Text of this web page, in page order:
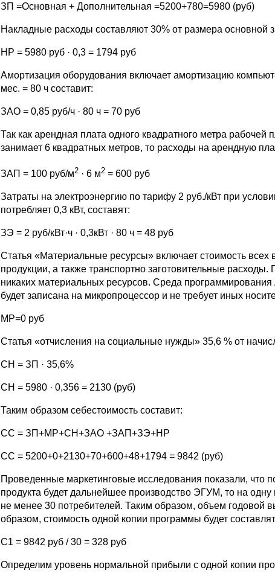
ЗП =Основная + Дополнительная =5200+780=5980 (руб)
Накладные расходы составляют 30% от размера основной
НР = 5980 руб · 0,3 = 1794 руб
Амортизация оборудования включает амортизацию
мес. = 80 ч составит:
ЗАО = 0,85 руб/ч · 80 ч = 70 руб
Так как арендная плата одного квадратного метра
занимает 6 квадратных метров, то расходы на арендную
ЗАП = 100 руб/м2 · 6 м2 = 600 руб
Затраты на электроэнергию по тарифу 2 руб./кВт при
потребляет 0,3 кВт, составят:
ЗЭ = 2 руб/кВт·ч · 0,3кВт · 80 ч = 48 руб
Статья «Материальные ресурсы» включает стоимость
продукции, а также транспортно заготовительные
никаких материальных ресурсов. Среда
будет записана на микропроцессор и не требует иных
МР=0 руб
Статья «отчисления на социальные нужды» 35,6 % от
СН = ЗП · 35,6%
СН = 5980 · 0,356 = 2130 (руб)
Таким образом себестоимость составит:
СС = ЗП+МР+СН+ЗАО +ЗАП+ЗЭ+НР
СС = 5200+0+2130+70+600+48+1794 = 9842 (руб)
Проведенные маркетинговые исследования показали, что
продукта будет дальнейшее производство ЭГУМ, то на
не менее 30 потребителей. Таким образом, объем годовой
образом, стоимость одной копии программы будет
С1 = 9842 руб / 30 = 328 руб
Определим уровень нормальной прибыли с одной копии